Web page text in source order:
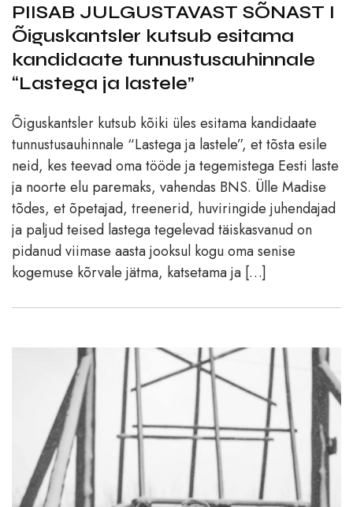
PIISAB JULGUSTAVAST SÕNAST I
Õiguskantsler kutsub esitama
kandidaate tunnustusauhinnale
“Lastega ja lastele”
Õiguskantsler kutsub kõiki üles esitama kandidaate
tunnustusauhinnale “Lastega ja lastele”, et tõsta esile
neid, kes teevad oma tööde ja tegemistega Eesti laste
ja noorte elu paremaks, vahendas BNS. Ülle Madise
tõdes, et õpetajad, treenerid, huviringide juhendajad
ja paljud teised lastega tegelevad täiskasvanud on
pidanud viimase aasta jooksul kogu oma senise
kogemuse kõrvale jätma, katsetama ja […]